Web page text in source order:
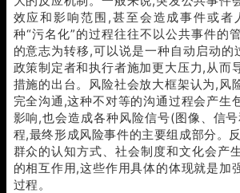
效应和影响范围,甚至会造成事件或者
种“污名化”的过程往往不以公共事件的
的意志为转移,可以说是一种自动启动的
政策制定者和执行者施加更大压力,从而
措施的出台。风险社会放大框架认为,风
完全沟通,这种不对等的沟通过程会产生
影响,也会造成各种风险信号(图像、信
程,最终形成风险事件的主要组成部分。
群众的认知方式、社会制度和文化会产
的相互作用,这些作用具体的体现就是加
过程。